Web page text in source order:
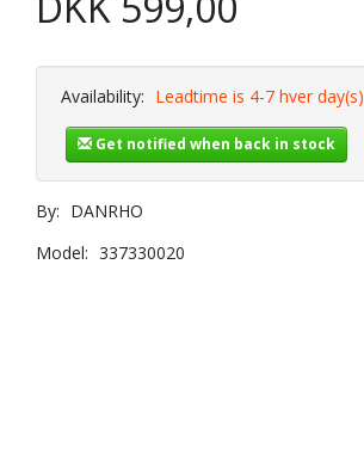
Availability: Leadtime is 4-7 hver day(s)
Get notified when back in stock
By: DANRHO
Model: 337330020